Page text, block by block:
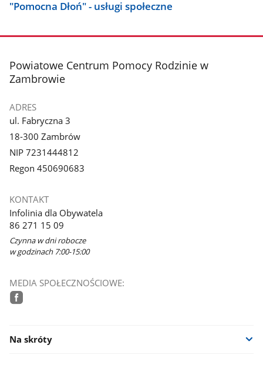
"Pomocna Dłoń" - usługi społeczne
stopka
Powiatowe Centrum Pomocy Rodzinie w
Zambrowie
ADRES
ul. Fabryczna 3
18-300 Zambrów
NIP 7231444812
Regon 450690683
KONTAKT
Infolinia dla Obywatela
86 271 15 09
Czynna w dni robocze
w godzinach 7:00-15:00
MEDIA SPOŁECZNOŚCIOWE:
Na skróty